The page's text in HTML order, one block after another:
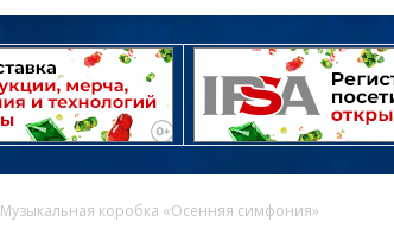
Музыкальная коробка «Осенняя симфония»